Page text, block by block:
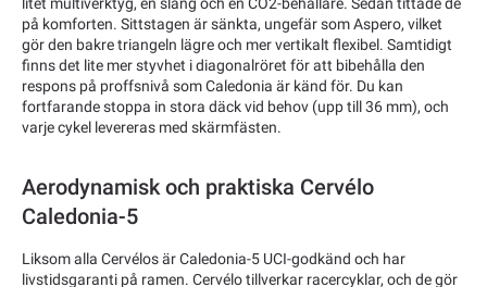
litet multiverktyg, en slang och en CO2-behållare. Sedan tittade de
på komforten. Sittstagen är sänkta, ungefär som Aspero, vilket
gör den bakre triangeln lägre och mer vertikalt flexibel. Samtidigt
finns det lite mer styvhet i diagonalröret för att bibehålla den
respons på proffsnivå som Caledonia är känd för. Du kan
fortfarande stoppa in stora däck vid behov (upp till 36 mm), och
varje cykel levereras med skärmfästen.
Aerodynamisk och praktiska Cervélo
Caledonia-5
Liksom alla Cervélos är Caledonia-5 UCI-godkänd och har
livstidsgaranti på ramen. Cervélo tillverkar racercyklar, och de gör